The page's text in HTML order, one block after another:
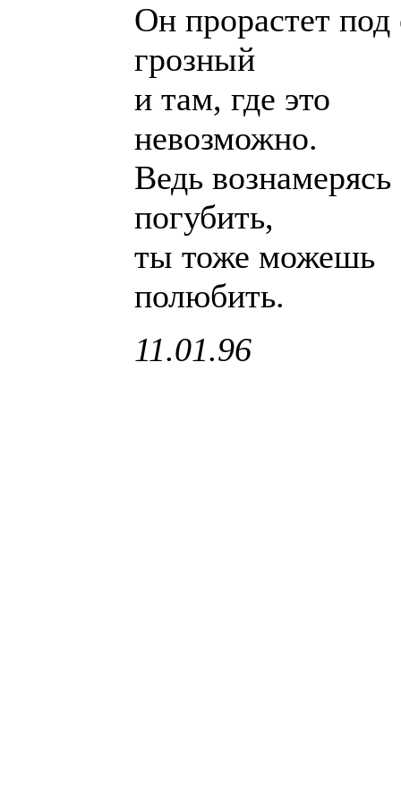
Он прорастет под
грозный
и там, где это
невозможно.
Ведь вознамерясь
погубить,
ты тоже можешь
полюбить.
11.01.96